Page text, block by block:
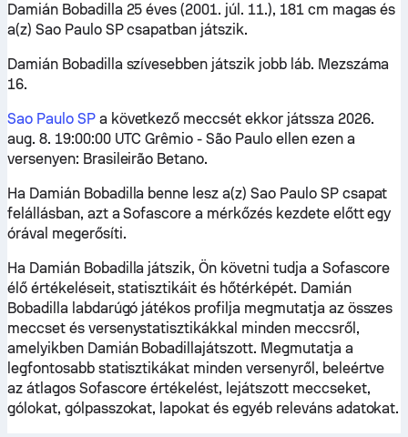
Damián Bobadilla 25 éves (2001. júl. 11.), 181 cm magas és
a(z) Sao Paulo SP csapatban játszik.
Damián Bobadilla szívesebben játszik jobb láb. Mezszáma
16.
Sao Paulo SPa következő meccsét ekkor játssza 2026.
aug. 8. 19:00:00 UTC Grêmio - São Paulo ellen ezen a
versenyen: Brasileirão Betano.
Ha Damián Bobadilla benne lesz a(z) Sao Paulo SP csapat
felállásban, azt a Sofascore a mérkőzés kezdete előtt egy
órával megerősíti.
Ha Damián Bobadilla játszik, Ön követni tudja a Sofascore
élő értékeléseit, statisztikáit és hőtérképét. Damián
Bobadilla labdarúgó játékos profilja megmutatja az összes
meccset és versenystatisztikákkal minden meccsről,
amelyikben Damián Bobadillajátszott. Megmutatja a
legfontosabb statisztikákat minden versenyről, beleértve
az átlagos Sofascore értékelést, lejátszott meccseket,
gólokat, gólpasszokat, lapokat és egyéb releváns adatokat.